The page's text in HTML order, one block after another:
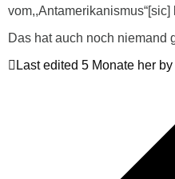
vom,,Antamerikanismus“[sic]
Das hat auch noch niemand
Last edited 5 Monate her